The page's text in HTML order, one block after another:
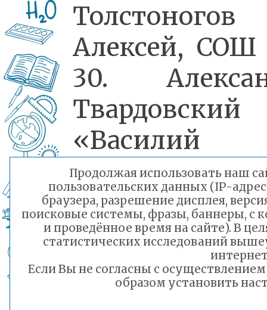
Толстоногов
Алексей,
30.
Твардовский
«Василий
Теркин»
Руководитель:
Седунова
Юрьевна
Продолжая использовать наш
пользовательских данных (IP-
браузера, разрешение дисплея,
поисковые системы, фразы, баннеры, с
и проведённое время на сайте). В
статистических исследований
Если Вы не согласны с
образом установить